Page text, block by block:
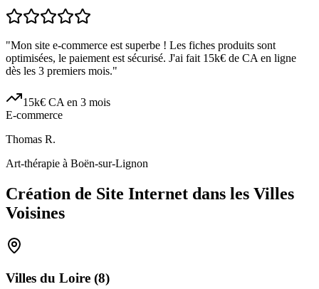
"Mon site e-commerce est superbe ! Les fiches produits sont
optimisées, le paiement est sécurisé. J'ai fait 15k€ de CA en ligne
dès les 3 premiers mois."
15k€ CA en 3 mois
E-commerce
Thomas R.
Art-thérapie à Boën-sur-Lignon
Création de Site Internet dans les Villes
Voisines
Villes du Loire (8)